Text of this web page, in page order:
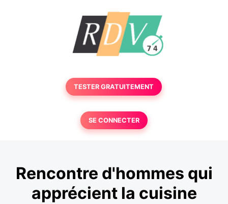
TESTER GRATUITEMENT
SE CONNECTER
Rencontre d'hommes qui
apprécient la cuisine